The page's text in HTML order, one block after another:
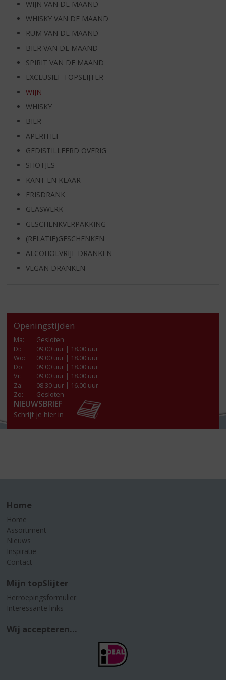
WIJN VAN DE MAAND
WHISKY VAN DE MAAND
RUM VAN DE MAAND
BIER VAN DE MAAND
SPIRIT VAN DE MAAND
EXCLUSIEF TOPSLIJTER
WIJN
WHISKY
BIER
APERITIEF
GEDISTILLEERD OVERIG
SHOTJES
KANT EN KLAAR
FRISDRANK
GLASWERK
GESCHENKVERPAKKING
(RELATIE)GESCHENKEN
ALCOHOLVRIJE DRANKEN
VEGAN DRANKEN
Openingstijden
Ma:
Gesloten
Di:
09.00 uur | 18.00 uur
Wo:
09.00 uur | 18.00 uur
Do:
09.00 uur | 18.00 uur
Vr:
09.00 uur | 18.00 uur
Za:
08.30 uur | 16.00 uur
Zo:
Gesloten
NIEUWSBRIEF
Schrijf je hier in
Home
Home
Assortiment
Nieuws
Inspiratie
Contact
Mijn topSlijter
Herroepingsformulier
Interessante links
Wij accepteren...